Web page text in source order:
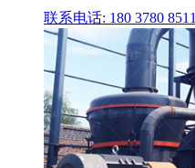
联系电话: 180 3780 8511